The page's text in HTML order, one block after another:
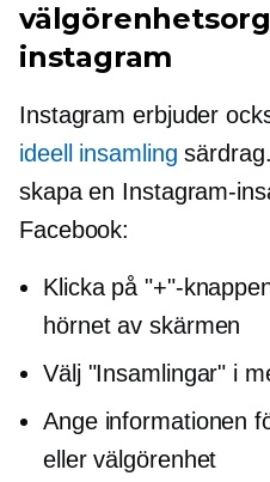
instagram
Instagram erbjuder
ideell insamling
skapa en Instagram-
Facebook:
Klicka på "+"-
hörnet av skärmen
Välj "Insamlingar" i
Ange informationen
eller välgörenhet